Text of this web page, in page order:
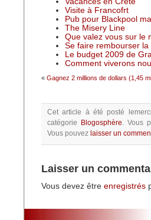
Visite à Francofrt
Pub pour Blackpool
The Misery Line
Que valez vous sur le
Se faire rembourser la
Le budget 2009 de
Comment viverons
« Gagnez 2 millions de dollars (1,45
Cet article à été posté
catégorie
Blogosphère. Vous
Vous pouvez laisser un
Laisser un
Vous devez être enregistrés